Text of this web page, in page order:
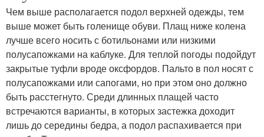
Чем выше располагается подол верхней одежды, тем
выше может быть голенище обуви. Плащ ниже колена
лучше всего носить с ботильонами или низкими
полусапожками на каблуке. Для теплой погоды подойдут
закрытые туфли вроде оксфордов. Пальто в пол носят с
полусапожками или сапогами, но при этом оно должно
быть расстегнуто. Среди длинных плащей часто
встречаются варианты, в которых застежка доходит
лишь до середины бедра, а подол распахивается при